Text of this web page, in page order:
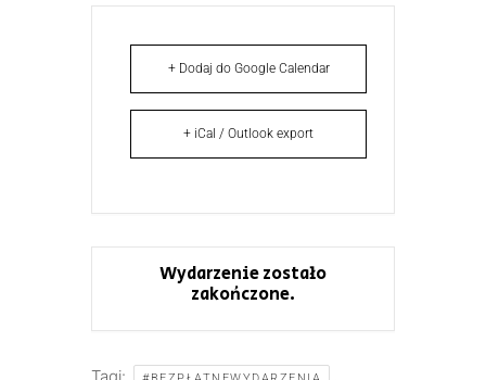
+ Dodaj do Google Calendar
+ iCal / Outlook export
Wydarzenie zostało
zakończone.